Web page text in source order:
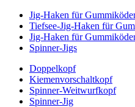
Jig-Haken für
Tiefsee-Jig-Haken für
Jig-Haken für
Spinner-Jigs
Doppelkopf
Kiemenvorschaltkopf
Spinner-Weitwurfkopf
Spinner-Jig